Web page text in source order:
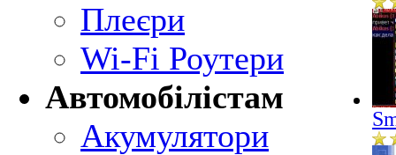
Плеєри
Wi-Fi Роутери
Автомобілістам
Акумулятори